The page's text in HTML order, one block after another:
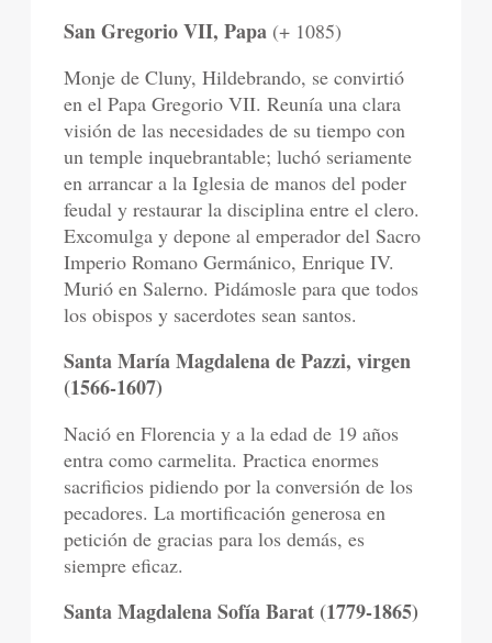
San Gregorio VII, Papa (+ 1085)
Monje de Cluny, Hildebrando, se convirtió
en el Papa Gregorio VII. Reunía una clara
visión de las necesidades de su tiempo con
un temple inquebrantable; luchó seriamente
en arrancar a la Iglesia de manos del poder
feudal y restaurar la disciplina entre el clero.
Excomulga y depone al emperador del Sacro
Imperio Romano Germánico, Enrique IV.
Murió en Salerno. Pidámosle para que todos
los obispos y sacerdotes sean santos.
Santa María Magdalena de Pazzi, virgen
(1566-1607)
Nació en Florencia y a la edad de 19 años
entra como carmelita. Practica enormes
sacrificios pidiendo por la conversión de los
pecadores. La mortificación generosa en
petición de gracias para los demás, es
siempre eficaz.
Santa Magdalena Sofía Barat (1779-1865)